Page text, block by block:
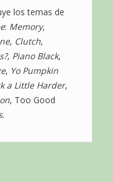
los temas de
: Memory,
, Clutch,
, Piano Black,
, Yo Pumpkin
a Little Harder,
, Too Good
.